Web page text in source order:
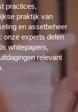
practices,
praktijk van
en assetbeheer
onze experts delen
whitepapers,
relevant